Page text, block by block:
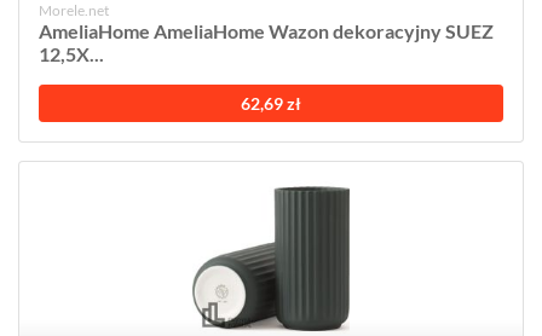
Morele.net
AmeliaHome AmeliaHome Wazon dekoracyjny SUEZ
12,5X...
62,69 zł